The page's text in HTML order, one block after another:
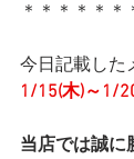
＊＊＊＊＊＊
今日記載した
1/15(木)～1/
当店では誠に